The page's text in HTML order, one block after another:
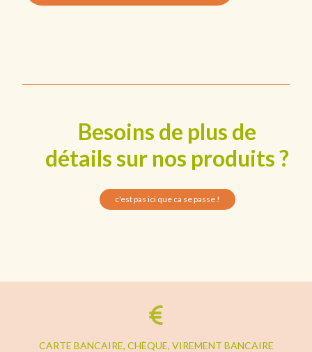
Besoins de plus de
détails sur nos produits ?
c'est pas ici que ca se passe !
CARTE BANCAIRE, CHÈQUE, VIREMENT BANCAIRE